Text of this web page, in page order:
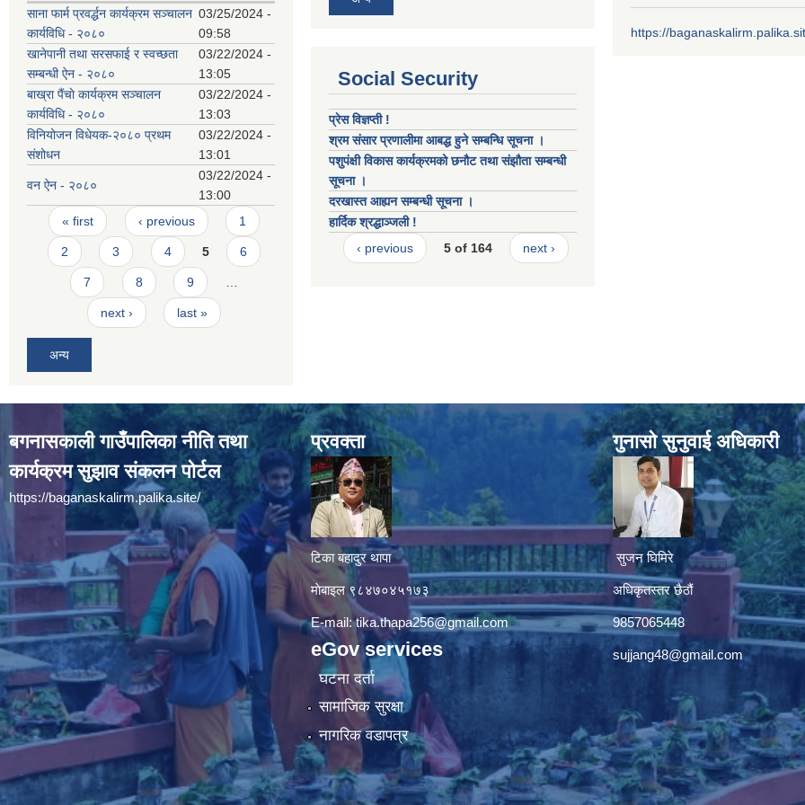
साना फार्म प्रवर्द्धन कार्यक्रम सञ्चालन
कार्यविधि - २०८०
03/25/2024 -
09:58
खानेपानी तथा सरसफाई र स्वच्छता
सम्बन्धी ऐन - २०८०
03/22/2024 -
13:05
बाख्रा पैंचाे कार्यक्रम स‌‌ञ्चालन
कार्यविधि - २०८०
03/22/2024 -
13:03
विनियोजन विधेयक-२०८० प्रथम
संशोधन
03/22/2024 -
13:01
वन ऐन - २०८०
03/22/2024 -
13:00
Pages
« first ‹ previous 1
2 3 4 5 6
7 8 9
next › last »
अन्य
Social Security
प्रेस विज्ञप्ती !
श्रम संसार प्रणालीमा आबद्ध हुने सम्बन्धि सूचना ।
पशुपंक्षी विकास कार्यक्रमको छनौट तथा संझौता सम्बन्धी
सूचना ।
दरखास्त आह्यन सम्बन्धी सूचना ।
हार्दिक श्रद्धाञ्जली !
‹ previous
5 of 164 next ›
https://
बगनासकाली गाउँपालिका नीति तथा
कार्यक्रम सुझाव संकलन पोर्टल
https://baganaskalirm.palika.site/
प्रवक्ता
टिका बहादुर थापा
माे‍बाइल ९८४७०४५१७३
E-mail:tika.thapa256@gmail.com
eGov services
घटना दर्ता
सामाजिक सुरक्षा
नागरिक वडापत्र
गुनासाे सुनुवाई अधिकारी
सुजन घिमिरे
अधिकृतस्तर छैठौं‌
9857065448
sujjang48@gmail.com